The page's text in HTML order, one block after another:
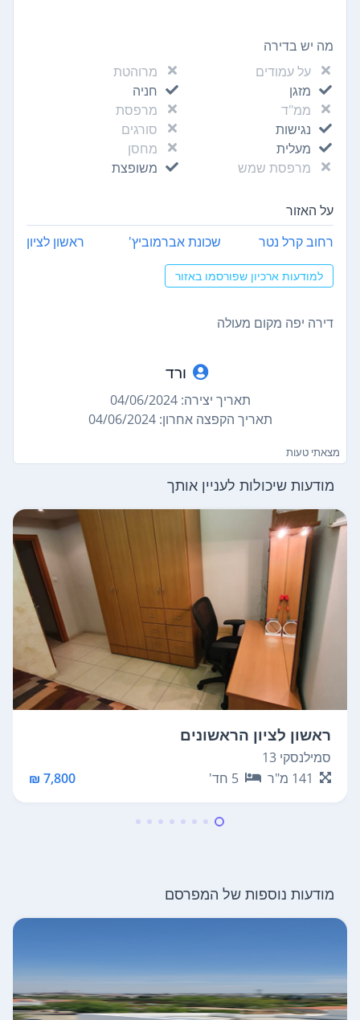
מה יש בדירה
על עמודים
מרוהטת
מזגן
חניה
ממ"ד
מרפסת
נגישות
סורגים
מעלית
מחסן
מרפסת שמש
משופצת
על האזור
רחוב קרל נטר שכונת אברמוביץ' ראשון לציון
למודעות ארכיון שפורסמו באזור
דירה יפה מקום מעולה
ורד
תאריך יצירה: 04/06/2024
תאריך הקפצה אחרון: 04/06/2024
מצאתי טעות
מודעות שיכולות לעניין אותך
ראשון לציון הראשונים
סמילנסקי 13
141 מ"ר 5 חד' 7,800 ₪
מודעות נוספות של המפרסם